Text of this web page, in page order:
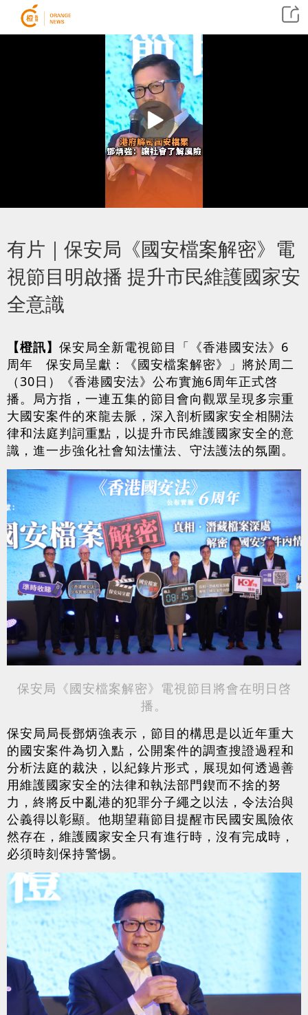
​有片｜保安局《國安檔案解密》電
視節目明啟播 提升市民維護國家安
全意識
【橙訊】 保安局全新電視節目「《香港國安法》6
周年 保安局呈獻：《國安檔案解密》」將於周二
（30日）《香港國安法》公布實施6周年正式啓
播。局方指，一連五集的節目會向觀眾呈現多宗重
大國安案件的來龍去脈，深入剖析國家安全相關法
律和法庭判詞重點，以提升市民維護國家安全的意
識，進一步強化社會知法懂法、守法護法的氛圍。
保安局《國安檔案解密》電視節目將會在明日啓
播。
保安局局長鄧炳強表示，節目的構思是以近年重大
的國安案件為切入點，公開案件的調查搜證過程和
分析法庭的裁決，以紀錄片形式，展現如何透過善
用維護國家安全的法律和執法部門鍥而不捨的努
力，終將反中亂港的犯罪分子繩之以法，令法治與
公義得以彰顯。他期望藉節目提醒市民國安風險依
然存在，維護國家安全只有進行時，沒有完成時，
必須時刻保持警惕。